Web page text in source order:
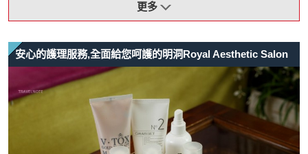
①皇家幸福綜合套餐60％OFF！（★超值優惠）
更多
安心的護理服務,全面給您呵護的明洞Royal Aesthetic Salon